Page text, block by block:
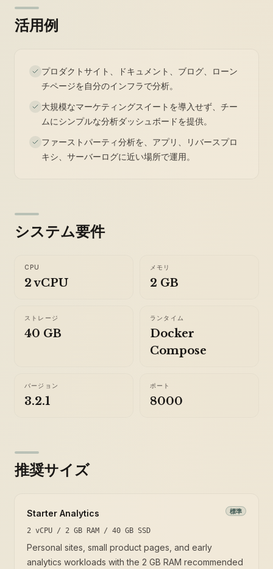
活用例
プロダクトサイト、ドキュメント、ブログ、ローン
チページを自分のインフラで分析。
大規模なマーケティングスイートを導入せず、チー
ムにシンプルな分析ダッシュボードを提供。
ファーストパーティ分析を、アプリ、リバースプロ
キシ、サーバーログに近い場所で運用。
システム要件
CPU
2 vCPU
メモリ
2 GB
ストレージ
40 GB
ランタイム
Docker
Compose
バージョン
3.2.1
ポート
8000
推奨サイズ
Starter Analytics 標準
2 vCPU / 2 GB RAM / 40 GB SSD
Personal sites, small product pages, and early
analytics workloads with the 2 GB RAM recommended